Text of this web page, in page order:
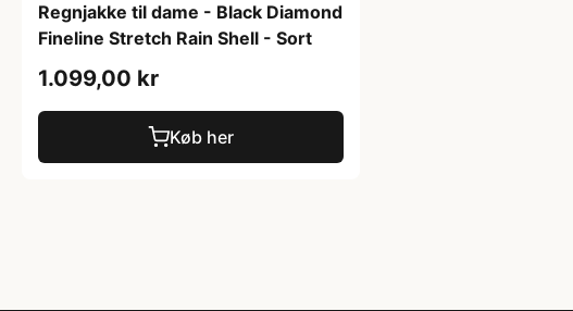
Regnjakke til dame - Black Diamond
Fineline Stretch Rain Shell - Sort
1.099,00 kr
Køb her